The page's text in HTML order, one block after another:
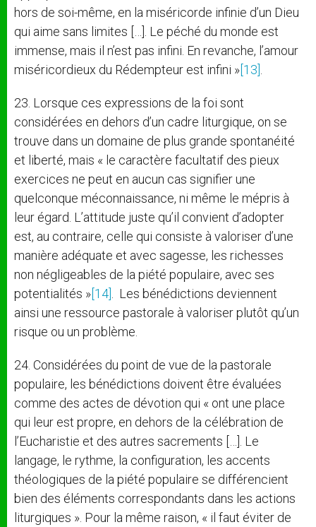
hors de soi-même, en la miséricorde infinie d’un Dieu
qui aime sans limites […]. Le péché du monde est
immense, mais il n’est pas infini. En revanche, l’amour
miséricordieux du Rédempteur est infini » [13]
23. Lorsque ces expressions de la foi sont
considérées en dehors d’un cadre liturgique, on se
trouve dans un domaine de plus grande spontanéité
et liberté, mais « le caractère facultatif des pieux
exercices ne peut en aucun cas signifier une
quelconque méconnaissance, ni même le mépris à
leur égard. L’attitude juste qu’il convient d’adopter
est, au contraire, celle qui consiste à valoriser d’une
manière adéquate et avec sagesse, les richesses
non négligeables de la piété populaire, avec ses
potentialités » [14]
. Les bénédictions deviennent
ainsi une ressource pastorale à valoriser plutôt qu’un
risque ou un problème.
24. Considérées du point de vue de la pastorale
populaire, les bénédictions doivent être évaluées
comme des actes de dévotion qui « ont une place
qui leur est propre, en dehors de la célébration de
l’Eucharistie et des autres sacrements […]. Le
langage, le rythme, la configuration, les accents
théologiques de la piété populaire se différencient
bien des éléments correspondants dans les actions
liturgiques ». Pour la même raison, « il faut éviter de